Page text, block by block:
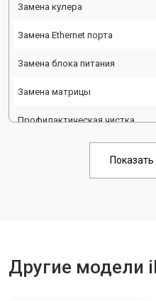
Замена кулера
Замена Ethernet порта
Замена блока питания
Замена матрицы
Профилактическая чистка
Другие модели